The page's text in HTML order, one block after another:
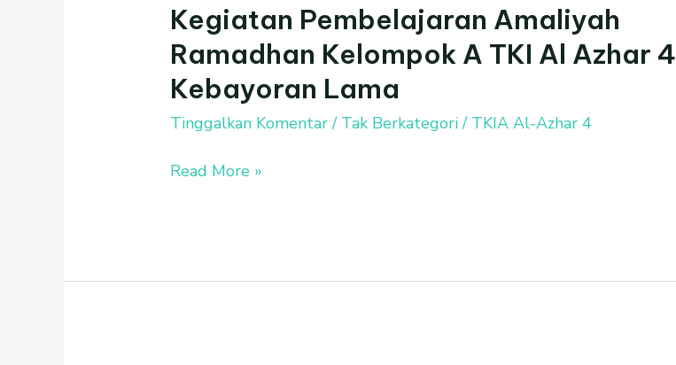
Kegiatan Pembelajaran Amaliyah
Ramadhan Kelompok A TKI Al Azhar 4
Kebayoran Lama
Tinggalkan Komentar / Tak Berkategori/ TKIA Al-Azhar 4
Kegiatan
Pembelajaran
Amaliyah
Ramadhan
Kelompok
TKI
Lama
Read More »